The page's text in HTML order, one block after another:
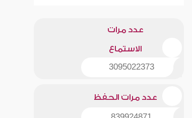
عدد مرات
الاستماع
3095022373
عدد مرات الحفظ